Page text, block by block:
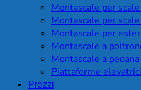
Montascale per
Montascale per
Montascale per
Montascale a
Montascale a
Piattaforme
Prezzi